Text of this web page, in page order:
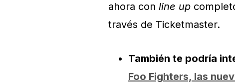
ahora con line up
través de Ticketmaster.
También te podría
Foo Fighters, las